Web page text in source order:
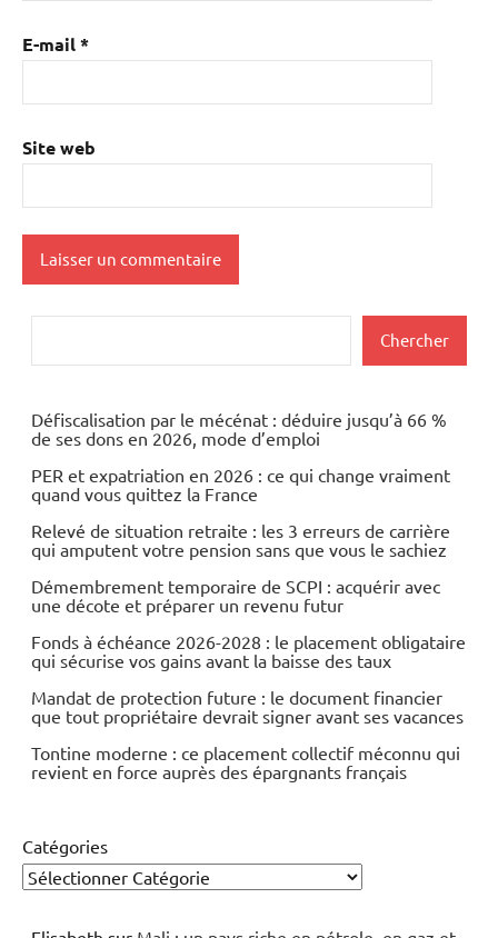
E-mail*
Site web
Chercher
Défiscalisation par le mécénat : déduire jusqu’à 66 %
de ses dons en 2026, mode d’emploi
PER et expatriation en 2026 : ce qui change vraiment
quand vous quittez la France
Relevé de situation retraite : les 3 erreurs de carrière
qui amputent votre pension sans que vous le sachiez
Démembrement temporaire de SCPI : acquérir avec
une décote et préparer un revenu futur
Fonds à échéance 2026-2028 : le placement obligataire
qui sécurise vos gains avant la baisse des taux
Mandat de protection future : le document financier
que tout propriétaire devrait signer avant ses vacances
Tontine moderne : ce placement collectif méconnu qui
revient en force auprès des épargnants français
Catégories